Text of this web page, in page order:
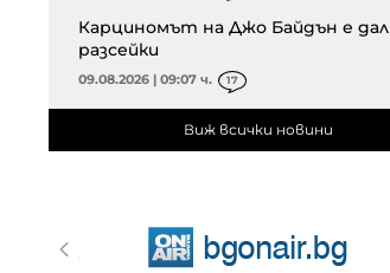
Карциномът на Джо Байдън е дал
разсейки
09.08.2026 | 09:07 ч. 17
Виж всички новини